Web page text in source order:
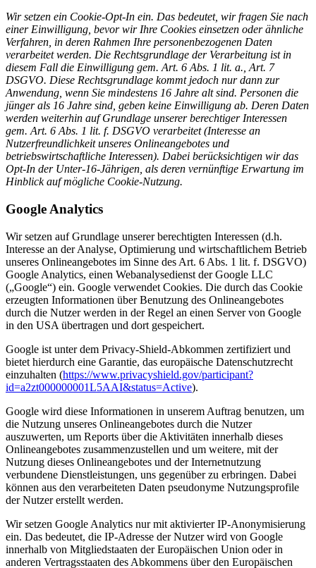
Wir setzen ein Cookie-Opt-In ein. Das bedeutet, wir fragen Sie nach
einer Einwilligung, bevor wir Ihre Cookies einsetzen oder ähnliche
Verfahren, in deren Rahmen Ihre personenbezogenen Daten
verarbeitet werden. Die Rechtsgrundlage der Verarbeitung ist in
diesem Fall die Einwilligung gem. Art. 6 Abs. 1 lit. a., Art. 7
DSGVO. Diese Rechtsgrundlage kommt jedoch nur dann zur
Anwendung, wenn Sie mindestens 16 Jahre alt sind. Personen die
jünger als 16 Jahre sind, geben keine Einwilligung ab. Deren Daten
werden weiterhin auf Grundlage unserer berechtiger Interessen
gem. Art. 6 Abs. 1 lit. f. DSGVO verarbeitet (Interesse an
Nutzerfreundlichkeit unseres Onlineangebotes und
betriebswirtschaftliche Interessen). Dabei berücksichtigen wir das
Opt-In der Unter-16-Jährigen, als deren vernünftige Erwartung im
Hinblick auf mögliche Cookie-Nutzung.
Google Analytics
Wir setzen auf Grundlage unserer berechtigten Interessen (d.h.
Interesse an der Analyse, Optimierung und wirtschaftlichem Betrieb
unseres Onlineangebotes im Sinne des Art. 6 Abs. 1 lit. f. DSGVO)
Google Analytics, einen Webanalysedienst der Google LLC
(„Google“) ein. Google verwendet Cookies. Die durch das Cookie
erzeugten Informationen über Benutzung des Onlineangebotes
durch die Nutzer werden in der Regel an einen Server von Google
in den USA übertragen und dort gespeichert.
Google ist unter dem Privacy-Shield-Abkommen zertifiziert und
bietet hierdurch eine Garantie, das europäische Datenschutzrecht
einzuhalten (https://www.privacyshield.gov/participant?
id=a2zt000000001L5AAI&status=Active).
Google wird diese Informationen in unserem Auftrag benutzen, um
die Nutzung unseres Onlineangebotes durch die Nutzer
auszuwerten, um Reports über die Aktivitäten innerhalb dieses
Onlineangebotes zusammenzustellen und um weitere, mit der
Nutzung dieses Onlineangebotes und der Internetnutzung
verbundene Dienstleistungen, uns gegenüber zu erbringen. Dabei
können aus den verarbeiteten Daten pseudonyme Nutzungsprofile
der Nutzer erstellt werden.
Wir setzen Google Analytics nur mit aktivierter IP-Anonymisierung
ein. Das bedeutet, die IP-Adresse der Nutzer wird von Google
innerhalb von Mitgliedstaaten der Europäischen Union oder in
anderen Vertragsstaaten des Abkommens über den Europäischen